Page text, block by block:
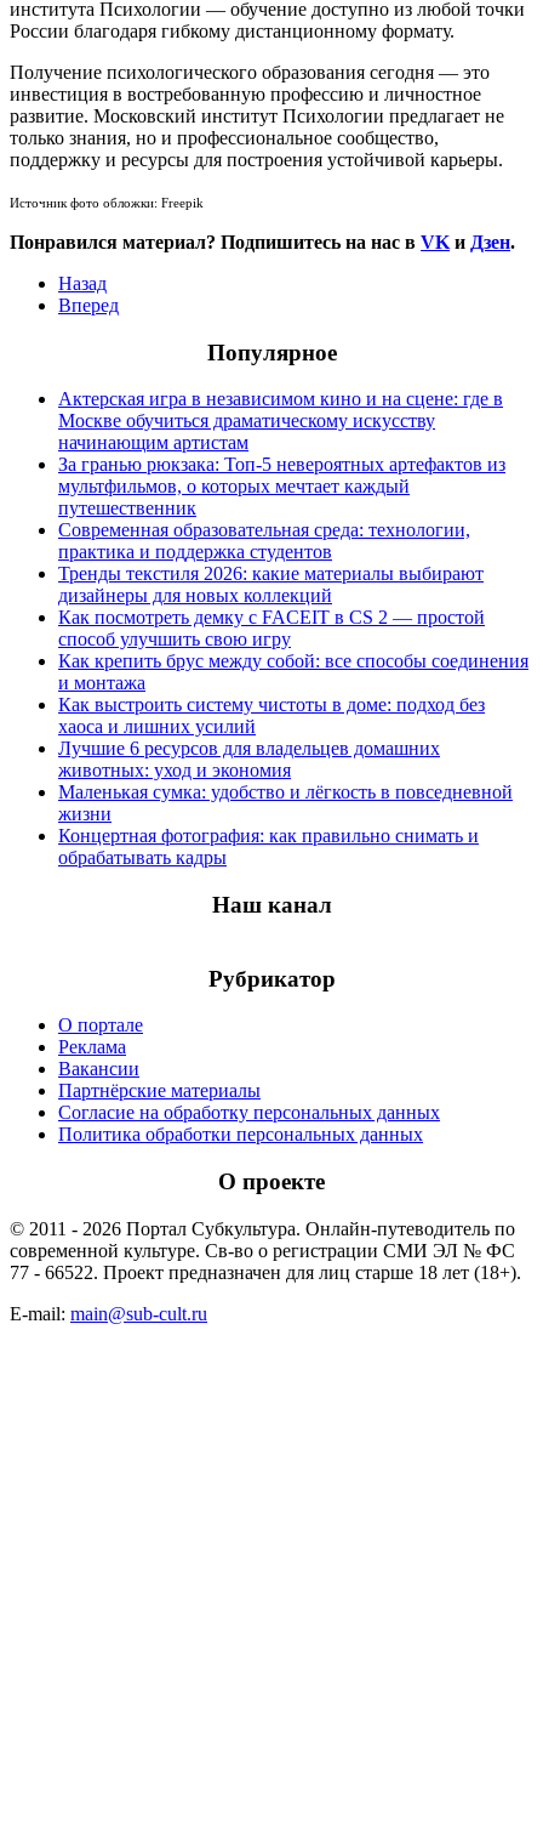
института Психологии — обучение доступно из любой точки
России благодаря гибкому дистанционному формату.
Получение психологического образования сегодня — это
инвестиция в востребованную профессию и личностное
развитие. Московский институт Психологии предлагает не
только знания, но и профессиональное сообщество,
поддержку и ресурсы для построения устойчивой карьеры.
Источник фото обложки: Freepik
Понравился материал? Подпишитесь на нас в VK и Дзен.
Назад
Вперед
Популярное
Актерская игра в независимом кино и на сцене: где в
Москве обучиться драматическому искусству
начинающим артистам
За гранью рюкзака: Топ-5 невероятных артефактов из
мультфильмов, о которых мечтает каждый
путешественник
Современная образовательная среда: технологии,
практика и поддержка студентов
Тренды текстиля 2026: какие материалы выбирают
дизайнеры для новых коллекций
Как посмотреть демку с FACEIT в CS 2 — простой
способ улучшить свою игру
Как крепить брус между собой: все способы соединения
и монтажа
Как выстроить систему чистоты в доме: подход без
хаоса и лишних усилий
Лучшие 6 ресурсов для владельцев домашних
животных: уход и экономия
Маленькая сумка: удобство и лёгкость в повседневной
жизни
Концертная фотография: как правильно снимать и
обрабатывать кадры
Наш канал
Рубрикатор
О портале
Реклама
Вакансии
Партнёрские материалы
Согласие на обработку персональных данных
Политика обработки персональных данных
О проекте
© 2011 - 2026 Портал Субкультура. Онлайн-путеводитель по
современной культуре. Св-во о регистрации СМИ ЭЛ № ФС
77 - 66522. Проект предназначен для лиц старше 18 лет (18+).
E-mail: main@sub-cult.ru